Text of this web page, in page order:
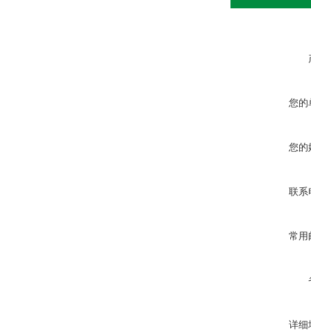
您的
您的
联系
常用
详细